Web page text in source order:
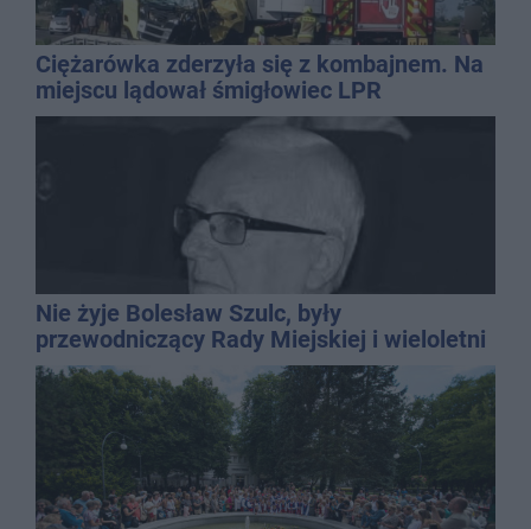
Ciężarówka zderzyła się z kombajnem. Na
miejscu lądował śmigłowiec LPR
Nie żyje Bolesław Szulc, były
przewodniczący Rady Miejskiej i wieloletni
dyrektor SP 14